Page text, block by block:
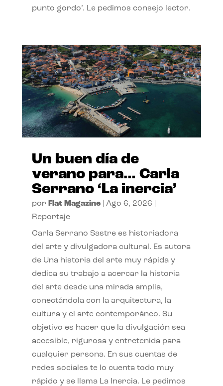
punto gordo’. Le pedimos consejo lector.
Un buen día de
verano para… Carla
Serrano ‘La inercia’
por Flat Magazine| Ago 6, 2026
Reportaje
Carla Serrano Sastre es historiadora
del arte y divulgadora cultural. Es autora
de Una historia del arte muy rápida y
dedica su trabajo a acercar la historia
del arte desde una mirada amplia,
conectándola con la arquitectura, la
cultura y el arte contemporáneo. Su
objetivo es hacer que la divulgación sea
accesible, rigurosa y entretenida para
cualquier persona. En sus cuentas de
redes sociales te lo cuenta todo muy
rápido y se llama La Inercia. Le pedimos